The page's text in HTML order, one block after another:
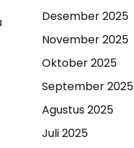
Desember 2025
November 2025
Oktober 2025
September 2025
Agustus 2025
Juli 2025